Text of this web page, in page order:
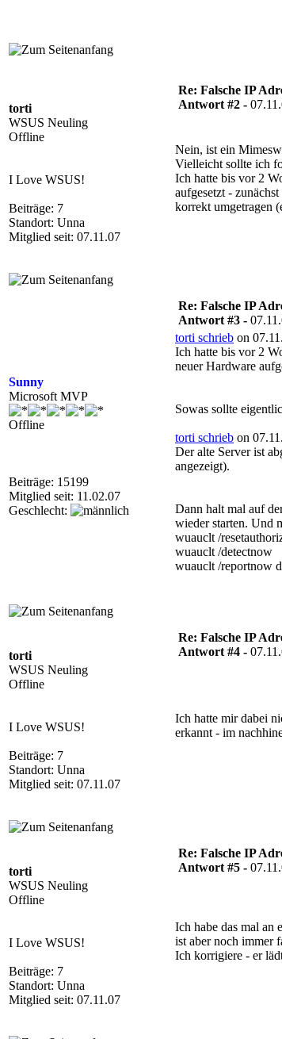
torti
WSUS Neuling
Offline
I Love WSUS!
Beiträge: 7
Standort: Unna
Mitglied seit: 07.11.07
Re: Falsche IP
Antwort #2 -
Nein, ist ein
Vielleicht sollte ich
Ich hatte bis vor 2
aufgesetzt -
korrekt umgetragen
Sunny
Microsoft MVP
Offline
Beiträge: 15199
Mitglied seit: 11.02.07
Geschlecht:
Re: Falsche IP
Antwort #3 -
torti schrieb on
Ich hatte bis vor 2
neuer Hardware
Sowas sollte
torti schrieb on
Der alte Server ist
angezeigt).
Dann halt mal auf
wieder starten. Und
wuauclt /
wuauclt /detectnow
wuauclt /reportnow
torti
WSUS Neuling
Offline
I Love WSUS!
Beiträge: 7
Standort: Unna
Mitglied seit: 07.11.07
Re: Falsche IP
Antwort #4 -
Ich hatte mir dabei
erkannt - im
torti
WSUS Neuling
Offline
I Love WSUS!
Beiträge: 7
Standort: Unna
Mitglied seit: 07.11.07
Re: Falsche IP
Antwort #5 -
Ich habe das mal an
ist aber noch immer
Ich korrigiere - er